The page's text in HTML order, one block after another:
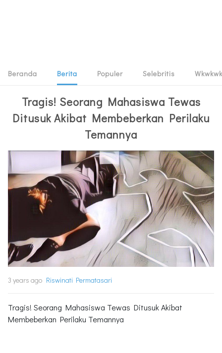
Beranda Berita Populer Selebritis Wkwkwk
Tragis! Seorang Mahasiswa Tewas
Ditusuk Akibat Membeberkan Perilaku
Temannya
3 years ago Riswinati Permatasari
Tragis! Seorang Mahasiswa Tewas Ditusuk Akibat
Membeberkan Perilaku Temannya